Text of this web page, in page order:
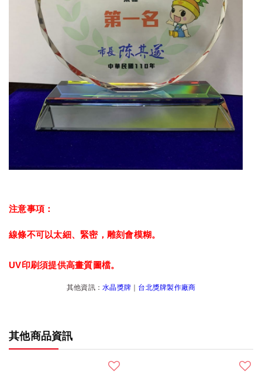
注意事項：
線條不可以太細、緊密，雕刻會模糊。
UV印刷須提供高畫質圖檔。
其他資訊： 水晶獎牌 台北獎牌製作廠商
其他商品資訊